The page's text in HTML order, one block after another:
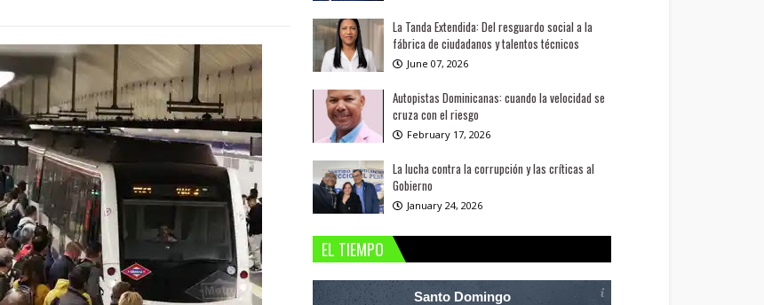
La Tanda Extendida: Del resguardo social a la
fábrica de ciudadanos y talentos técnicos
June 07, 2026
Autopistas Dominicanas: cuando la velocidad se
cruza con el riesgo
February 17, 2026
La lucha contra la corrupción y las críticas al
Gobierno
January 24, 2026
EL TIEMPO
Santo Domingo